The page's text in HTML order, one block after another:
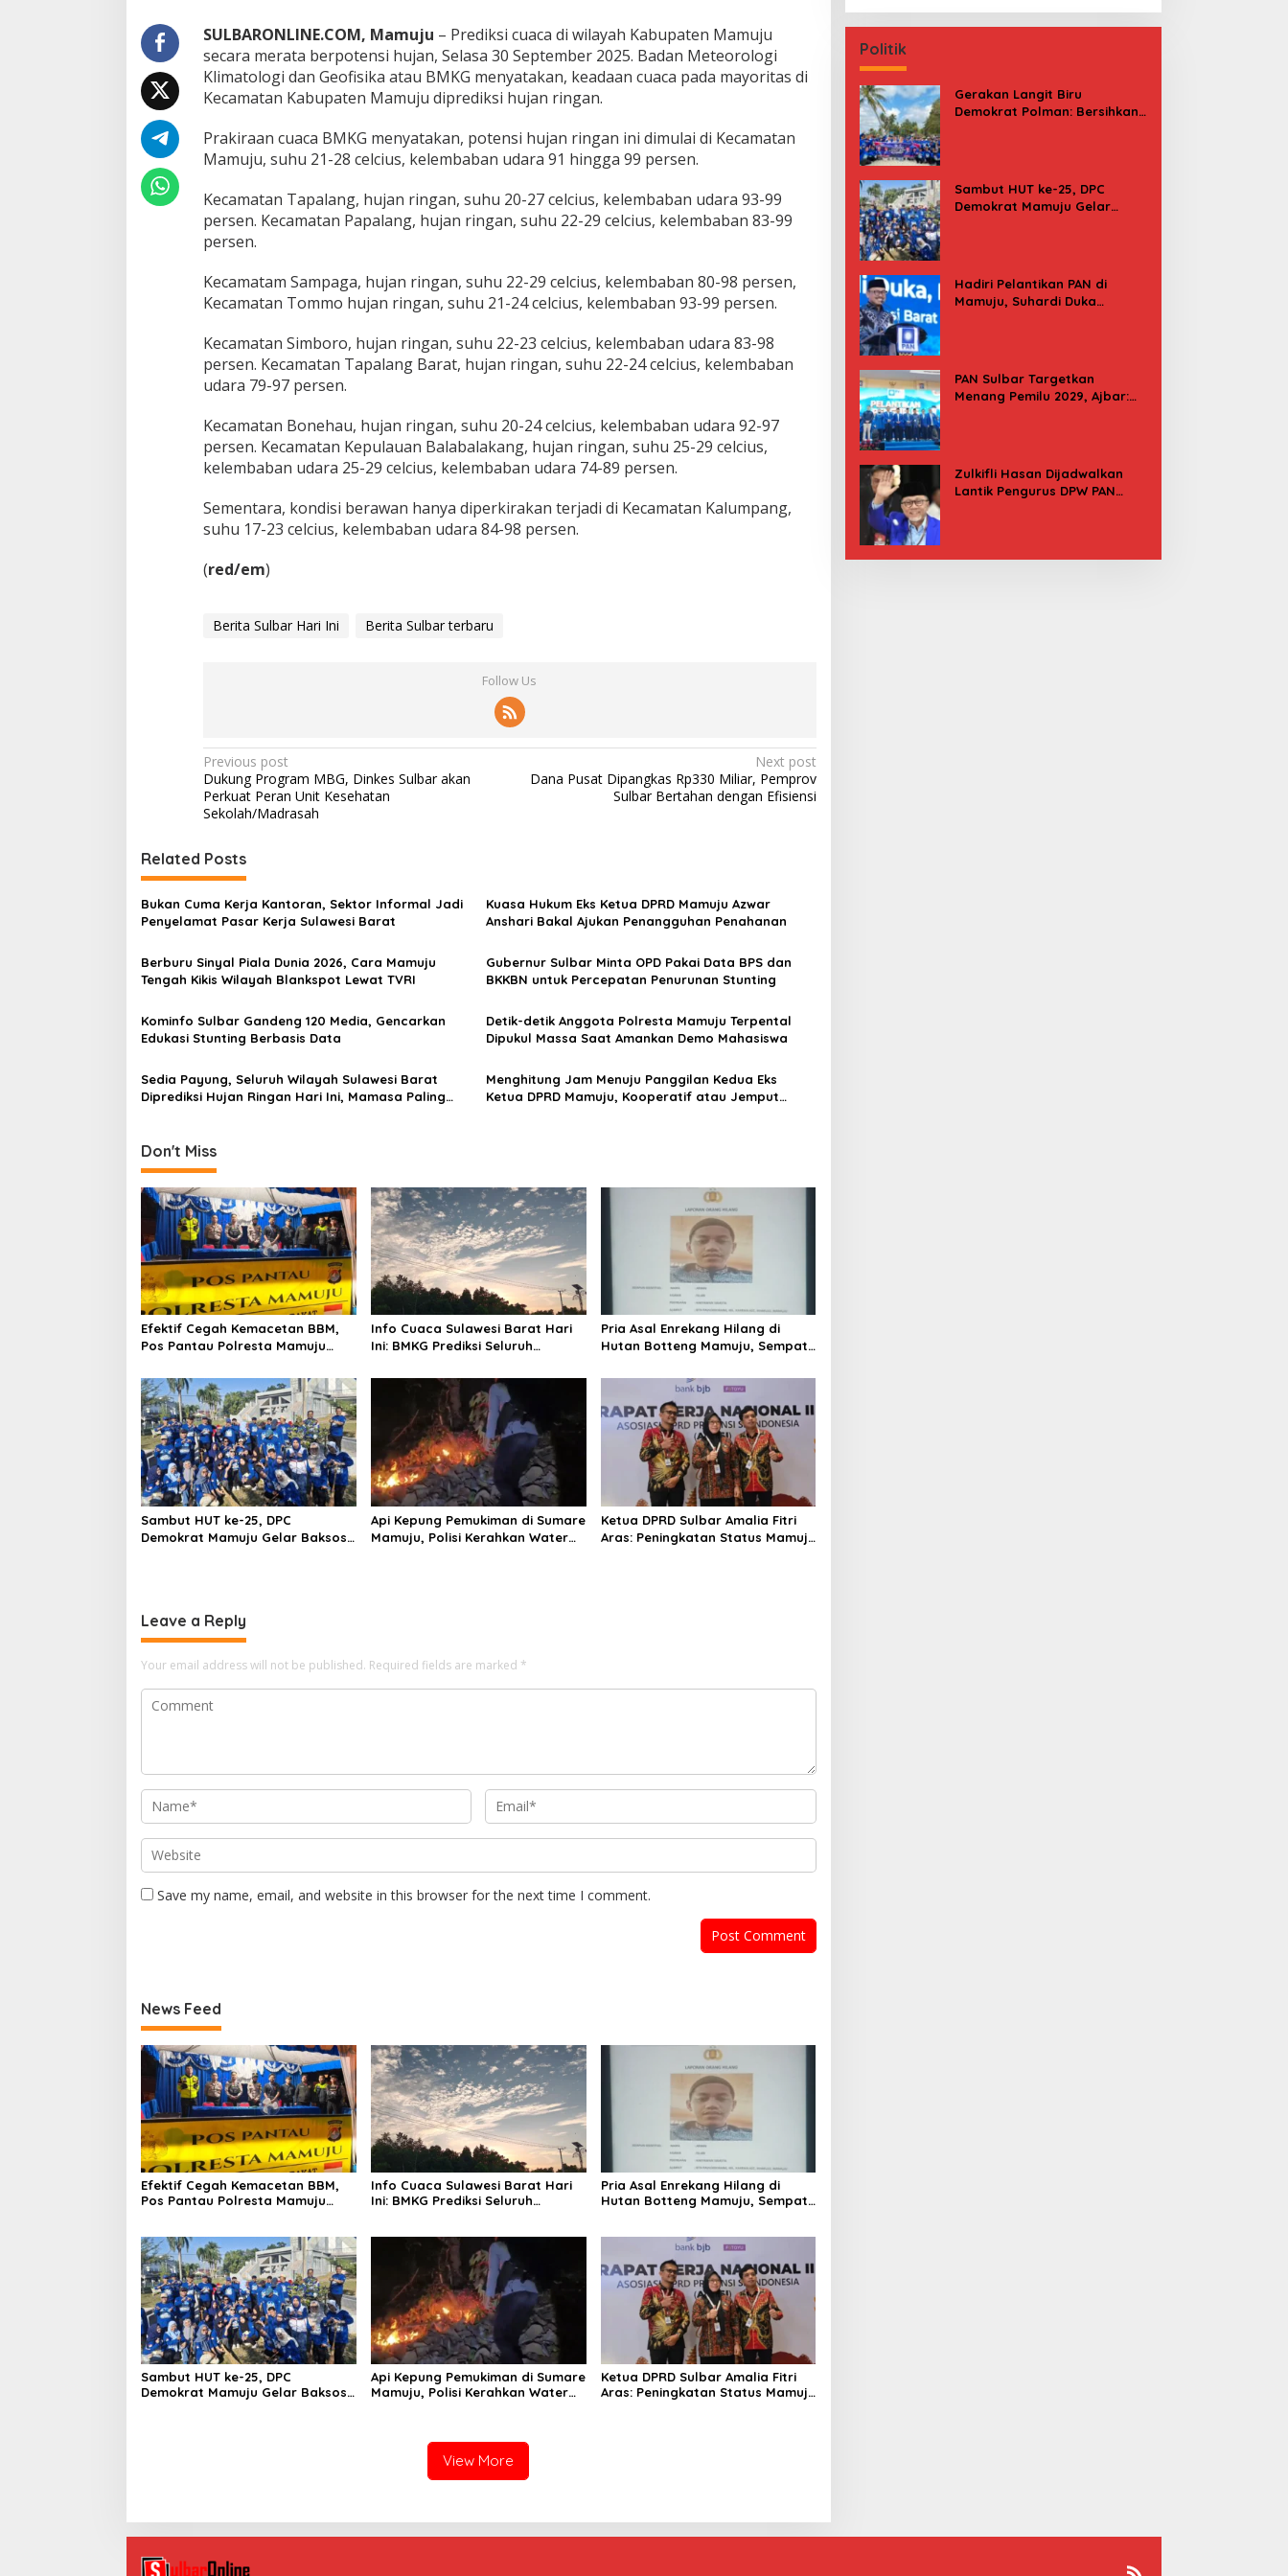
u
y
u
r
1
K
e
a
m
a
n
,
C
a
c
a
r
a
w
n
d
i
e
m
l
u
m
p
a
SULBARONLINE.COM, Mamuju – Prediksi cuaca di wilayah Kabupaten Mamuju
secara merata berpotensi hujan, Selasa 30 September 2025. Badan Meteorologi
Klimatologi dan Geofisika atau BMKG menyatakan, keadaan cuaca pada mayoritas di
Kecamatan Kabupaten Mamuju diprediksi hujan ringan.
Prakiraan cuaca BMKG menyatakan, potensi hujan ringan ini dimulai di Kecamatan
Mamuju, suhu 21-28 celcius, kelembaban udara 91 hingga 99 persen.
Kecamatan Tapalang, hujan ringan, suhu 20-27 celcius, kelembaban udara 93-99
persen. Kecamatan Papalang, hujan ringan, suhu 22-29 celcius, kelembaban 83-99
persen.
Kecamatam Sampaga, hujan ringan, suhu 22-29 celcius, kelembaban 80-98 persen,
Kecamatan Tommo hujan ringan, suhu 21-24 celcius, kelembaban 93-99 persen.
Kecamatan Simboro, hujan ringan, suhu 22-23 celcius, kelembaban udara 83-98
persen. Kecamatan Tapalang Barat, hujan ringan, suhu 22-24 celcius, kelembaban
udara 79-97 persen.
Kecamatan Bonehau, hujan ringan, suhu 20-24 celcius, kelembaban udara 92-97
persen. Kecamatan Kepulauan Balabalakang, hujan ringan, suhu 25-29 celcius,
kelembaban udara 25-29 celcius, kelembaban udara 74-89 persen.
Sementara, kondisi berawan hanya diperkirakan terjadi di Kecamatan Kalumpang,
suhu 17-23 celcius, kelembaban udara 84-98 persen.
(red/em)
Berita Sulbar Hari Ini Berita Sulbar terbaru
Follow Us
P
o
s
t
n
a
v
i
g
a
t
o
Previous post
Dukung Program MBG, Dinkes Sulbar akan
Perkuat Peran Unit Kesehatan
Sekolah/Madrasah
Next post
Dana Pusat Dipangkas Rp330 Miliar, Pemprov
Sulbar Bertahan dengan Efisiensi
Related Posts
Bukan Cuma Kerja Kantoran, Sektor Informal Jadi
Penyelamat Pasar Kerja Sulawesi Barat
Kuasa Hukum Eks Ketua DPRD Mamuju Azwar
Anshari Bakal Ajukan Penangguhan Penahanan
Berburu Sinyal Piala Dunia 2026, Cara Mamuju
Tengah Kikis Wilayah Blankspot Lewat TVRI
Gubernur Sulbar Minta OPD Pakai Data BPS dan
BKKBN untuk Percepatan Penurunan Stunting
Kominfo Sulbar Gandeng 120 Media, Gencarkan
Edukasi Stunting Berbasis Data
Detik-detik Anggota Polresta Mamuju Terpental
Dipukul Massa Saat Amankan Demo Mahasiswa
Sedia Payung, Seluruh Wilayah Sulawesi Barat
Diprediksi Hujan Ringan Hari Ini, Mamasa Paling
Menghitung Jam Menuju Panggilan Kedua Eks
Ketua DPRD Mamuju, Kooperatif atau Jemput
Don't Miss
Efektif Cegah Kemacetan BBM,
Pos Pantau Polresta Mamuju
Info Cuaca Sulawesi Barat Hari
Ini: BMKG Prediksi Seluruh
Pria Asal Enrekang Hilang di
Hutan Botteng Mamuju, Sempat
Sambut HUT ke-25, DPC
Demokrat Mamuju Gelar Baksos
Api Kepung Pemukiman di Sumare
Mamuju, Polisi Kerahkan Water
Ketua DPRD Sulbar Amalia Fitri
Aras: Peningkatan Status Mamuju
Leave a Reply
Your email address will not be published. Required fields are marked *
Save my name, email, and website in this browser for the next time I comment.
News Feed
Efektif Cegah Kemacetan BBM,
Pos Pantau Polresta Mamuju
Info Cuaca Sulawesi Barat Hari
Ini: BMKG Prediksi Seluruh
Pria Asal Enrekang Hilang di
Hutan Botteng Mamuju, Sempat
Sambut HUT ke-25, DPC
Demokrat Mamuju Gelar Baksos
Api Kepung Pemukiman di Sumare
Mamuju, Polisi Kerahkan Water
Ketua DPRD Sulbar Amalia Fitri
Aras: Peningkatan Status Mamuju
View More
Politik
Gerakan Langit Biru
Demokrat Polman: Bersihkan
Sambut HUT ke-25, DPC
Demokrat Mamuju Gelar
Hadiri Pelantikan PAN di
Mamuju, Suhardi Duka
PAN Sulbar Targetkan
Menang Pemilu 2029, Ajbar:
Zulkifli Hasan Dijadwalkan
Lantik Pengurus DPW PAN